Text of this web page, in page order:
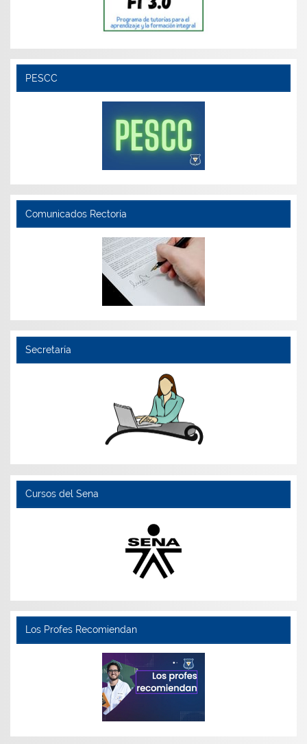
PESCC
Comunicados Rectoría
Secretaría
Cursos del Sena
Los Profes Recomiendan